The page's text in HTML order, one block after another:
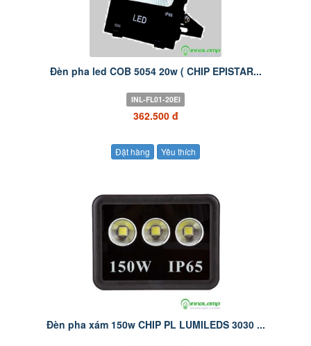
Đèn pha led COB 5054 20w ( CHIP EPISTAR...
INL-FL01-20EI
362.500 đ
Đặt hàng Yêu thích
Đèn pha xám 150w CHIP PL LUMILEDS 3030 ...